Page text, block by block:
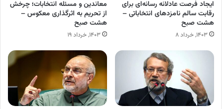
ایجاد فرصت عادلانه رسانه‌ای برای
رقابت سالم نامزدهای انتخاباتی –
هشت صبح
۱۴۰۳, خرداد ۸
معاندین و مسئله انتخابات؛ چرخش
از تحریم به اثرگذاری معکوس –
هشت صبح
۱۴۰۳, خرداد ۱۹